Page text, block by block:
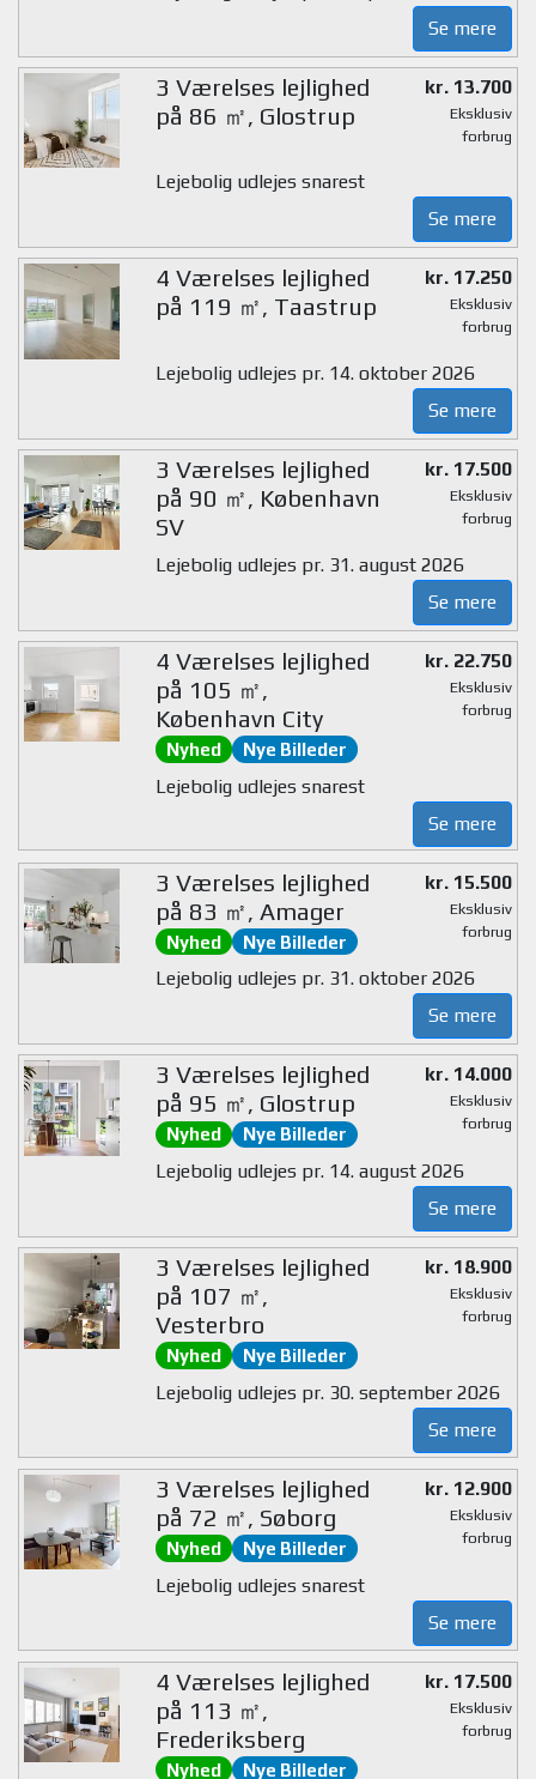
Se mere
3 Værelses lejlighed
på 86 ㎡, Glostrup
kr. 13.700
Eksklusiv
forbrug
Lejebolig udlejes snarest
Se mere
4 Værelses lejlighed
på 119 ㎡, Taastrup
kr. 17.250
Eksklusiv
forbrug
Lejebolig udlejes pr. 14. oktober 2026
Se mere
3 Værelses lejlighed
på 90 ㎡, København
SV
kr. 17.500
Eksklusiv
forbrug
Lejebolig udlejes pr. 31. august 2026
Se mere
4 Værelses lejlighed
på 105 ㎡,
København City
Nyhed Nye Billeder
kr. 22.750
Eksklusiv
forbrug
Lejebolig udlejes snarest
Se mere
3 Værelses lejlighed
på 83 ㎡, Amager
Nyhed Nye Billeder
kr. 15.500
Eksklusiv
forbrug
Lejebolig udlejes pr. 31. oktober 2026
Se mere
3 Værelses lejlighed
på 95 ㎡, Glostrup
Nyhed Nye Billeder
kr. 14.000
Eksklusiv
forbrug
Lejebolig udlejes pr. 14. august 2026
Se mere
3 Værelses lejlighed
på 107 ㎡,
Vesterbro
Nyhed Nye Billeder
kr. 18.900
Eksklusiv
forbrug
Lejebolig udlejes pr. 30. september 2026
Se mere
3 Værelses lejlighed
på 72 ㎡, Søborg
Nyhed Nye Billeder
kr. 12.900
Eksklusiv
forbrug
Lejebolig udlejes snarest
Se mere
4 Værelses lejlighed
på 113 ㎡,
Frederiksberg
Nyhed Nye Billeder
kr. 17.500
Eksklusiv
forbrug